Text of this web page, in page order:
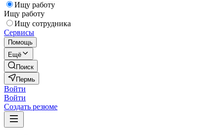
Ищу работу
Ищу работу
Ищу сотрудника
Сервисы
Помощь
Ещё
Поиск
Пермь
Войти
Войти
Создать резюме